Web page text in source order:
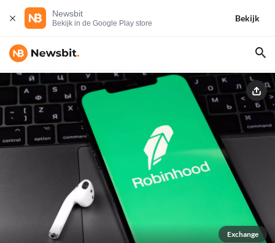
Newsbit
Bekijk in de Google Play store
Bekijk
Exchange